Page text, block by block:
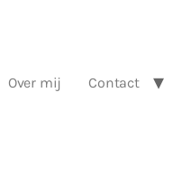
Over mij Contact